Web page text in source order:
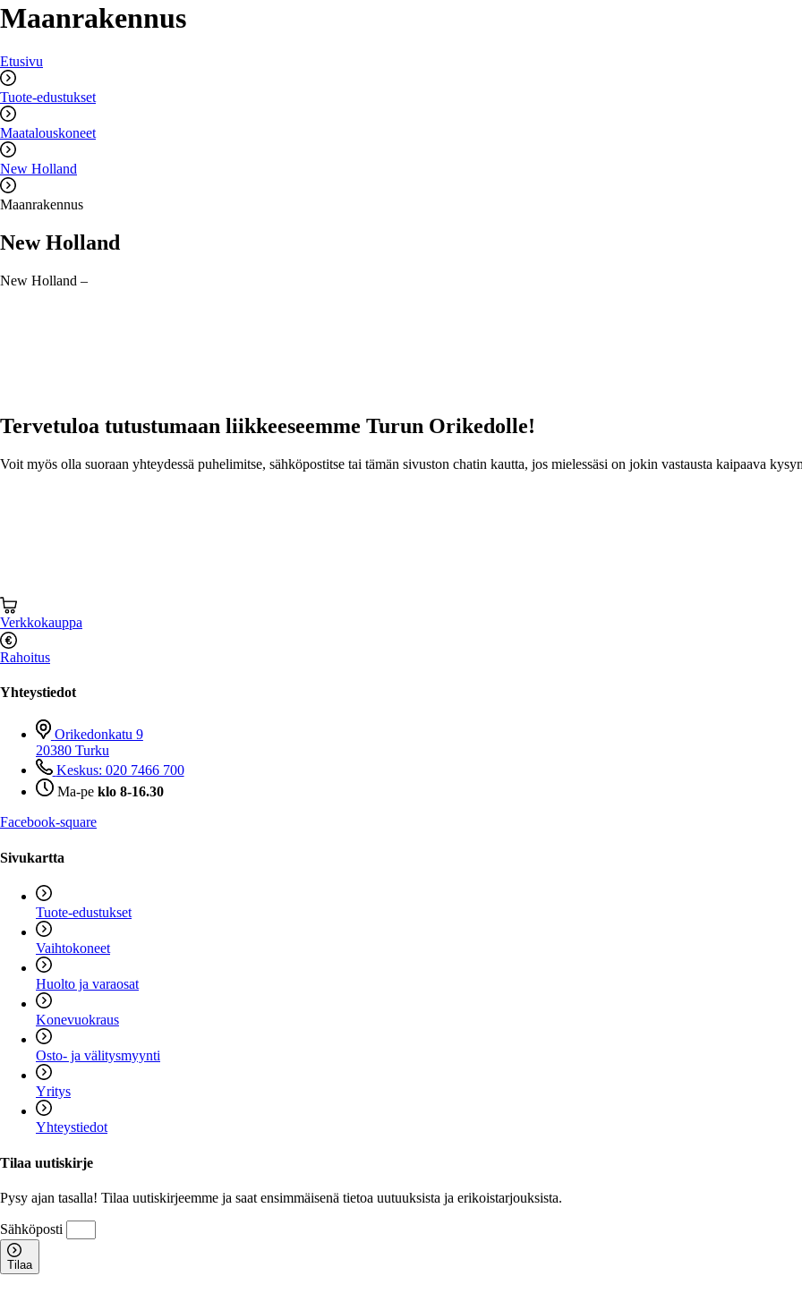
Maanrakennus
Etusivu
Tuote-edustukset
Maatalouskoneet
New Holland
Maanrakennus
New Holland
New Holland –
Tervetuloa tutustumaan liikkeeseemme Turun Orikedolle!
Voit myös olla suoraan yhteydessä puhelimitse, sähköpostitse tai tämän sivuston chatin kautta, jos mielessäsi on jokin vastausta kaipaava
Verkkokauppa
Rahoitus
Yhteystiedot
Orikedonkatu 9
20380 Turku
Keskus: 020 7466 700
Ma-peklo 8-16.30
Facebook-square
Sivukartta
Tuote-edustukset
Vaihtokoneet
Huolto ja varaosat
Konevuokraus
Osto- ja välitysmyynti
Yritys
Yhteystiedot
Tilaa uutiskirje
Pysy ajan tasalla! Tilaa uutiskirjeemme ja saat ensimmäisenä tietoa uutuuksista ja erikoistarjouksista.
Sähköposti
Tilaa